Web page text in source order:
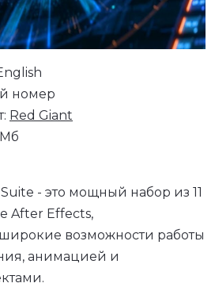
номер
Red Giant
Мб
- это мощный набор из 11
After Effects,
возможности работы
анимацией и